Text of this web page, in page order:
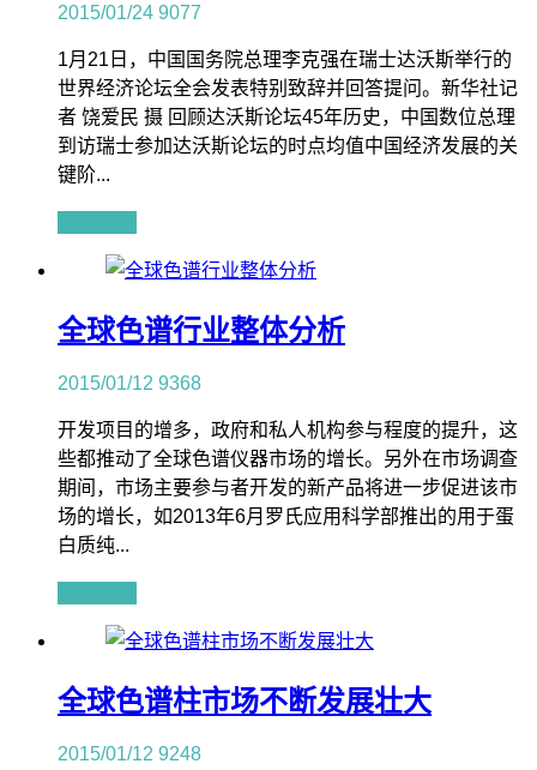
2015/01/24 9077
1月21日，中国国务院总理李克强在瑞士达沃斯举行的
世界经济论坛全会发表特别致辞并回答提问。新华社记
者 饶爱民 摄 回顾达沃斯论坛45年历史，中国数位总理
到访瑞士参加达沃斯论坛的时点均值中国经济发展的关
键阶...
全球色谱行业整体分析
2015/01/12 9368
开发项目的增多，政府和私人机构参与程度的提升，这
些都推动了全球色谱仪器市场的增长。另外在市场调查
期间，市场主要参与者开发的新产品将进一步促进该市
场的增长，如2013年6月罗氏应用科学部推出的用于蛋
白质纯...
全球色谱柱市场不断发展壮大
2015/01/12 9248